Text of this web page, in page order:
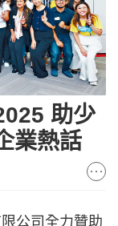
助少
業熱話
公司全力贊助